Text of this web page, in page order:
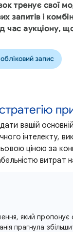
тренує свої
запитів і
час аукціону,
запис
вашій
інтелекту,
ціною за
витрат
який
прагнула